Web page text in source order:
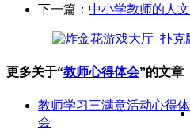
下一篇： 中小学教师的人
更多关于“教师心得体会”的文章
教师学习三满意活动心得体
会